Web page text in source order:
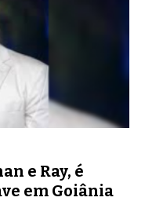
e Ray, é
em Goiânia